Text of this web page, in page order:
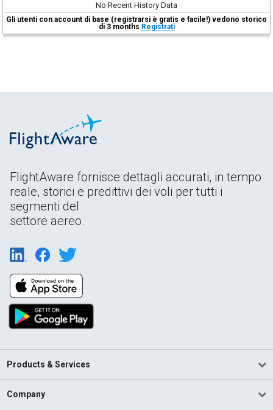
No Recent History Data
Gli utenti con account di base (registrarsi è gratis e facile!) vedono storico
di 3 months Registrati
FlightAware fornisce dettagli accurati, in tempo
reale, storici e predittivi dei voli per tutti i
segmenti del
settore aereo.
Products & Services
Company